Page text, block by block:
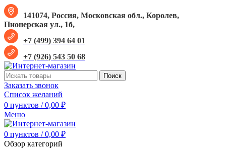
141074, Россия, Московская обл., Королев,
Пионерская ул., 1б,
+7 (499) 394 64 01
+7 (926) 543 50 68
Поиск
Заказать звонок
Список желаний
0 пунктов / 0,00 ₽
Меню
0 пунктов / 0,00 ₽
Обзор категорий